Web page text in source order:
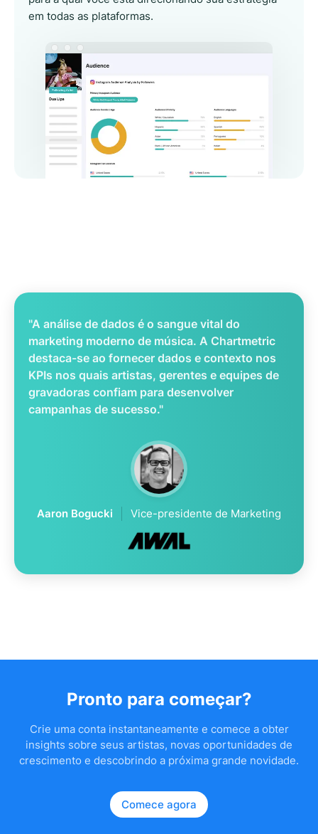
em todas as plataformas.
"A análise de dados é o sangue vital do
marketing moderno de música. A Chartmetric
destaca-se ao fornecer dados e contexto nos
KPIs nos quais artistas, gerentes e equipes de
gravadoras confiam para desenvolver
campanhas de sucesso."
Aaron Bogucki Vice-presidente de Marketing
Pronto para começar?
Crie uma conta instantaneamente e comece a obter
insights sobre seus artistas, novas oportunidades de
crescimento e descobrindo a próxima grande novidade.
Comece agora